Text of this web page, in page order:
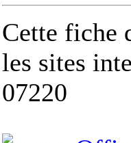
Cette fiche
les sites
07220